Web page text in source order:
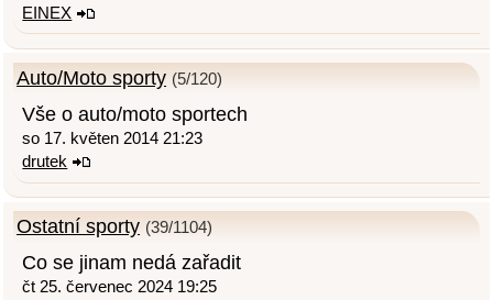
EINEX
Auto/Moto sporty (5/120)
Vše o auto/moto sportech
so 17. květen 2014 21:23
drutek
Ostatní sporty (39/1104)
Co se jinam nedá zařadit
čt 25. červenec 2024 19:25